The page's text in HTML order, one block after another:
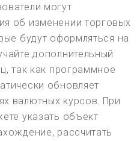
могут
об изменении торговых
будут оформляться на
дополнительный
так как программное
обновляет
валютных курсов. При
указать объект
рассчитать